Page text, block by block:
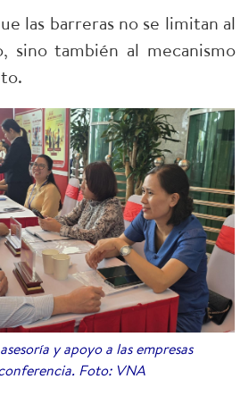
las barreras no se limitan al
sino también al mecanismo
y apoyo a las empresas
Foto: VNA